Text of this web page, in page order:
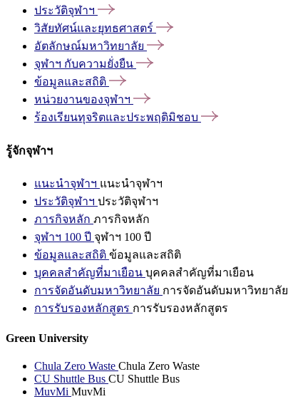
ประวัติจุฬาฯ
วิสัยทัศน์และยุทธศาสตร์
อัตลักษณ์มหาวิทยาลัย
จุฬาฯ กับความยั่งยืน
ข้อมูลและสถิติ
หน่วยงานของจุฬาฯ
ร้องเรียนทุจริตและประพฤติมิชอบ
รู้จักจุฬาฯ
แนะนำจุฬาฯ แนะนำจุฬาฯ
ประวัติจุฬาฯ ประวัติจุฬาฯ
ภารกิจหลัก ภารกิจหลัก
จุฬาฯ 100 ปี จุฬาฯ 100 ปี
ข้อมูลและสถิติ ข้อมูลและสถิติ
บุคคลสำคัญที่มาเยือน บุคคลสำคัญที่มาเยือน
การจัดอันดับมหาวิทยาลัย การจัดอันดับมหาวิทยาลัย
การรับรองหลักสูตร การรับรองหลักสูตร
Green University
Chula Zero Waste Chula Zero Waste
CU Shuttle Bus CU Shuttle Bus
MuvMi MuvMi